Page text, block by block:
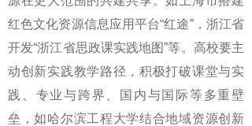
红色文化资源信息应用平台“红途”，浙江省
开发“浙江省思政课实践地图”等。高校要主
动创新实践教学路径，积极打破课堂与实
践、专业与跨界、国内与国际等多重壁
垒，如哈尔滨工程大学结合地域资源创新